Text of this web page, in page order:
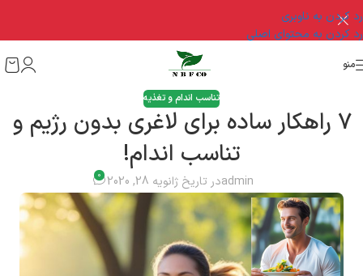
رد کردن به ناوبری
رد کردن به محتوای اصلی
منو
تناسب اندام و تغذیه
7 راهکار ساده برای لاغری بدون رژیم و
تناسب اندام!
adminدر تاریخ ژانویه 28, 2020 0